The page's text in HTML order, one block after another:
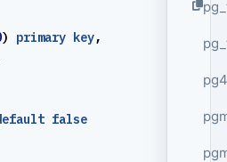
) primary key,
false